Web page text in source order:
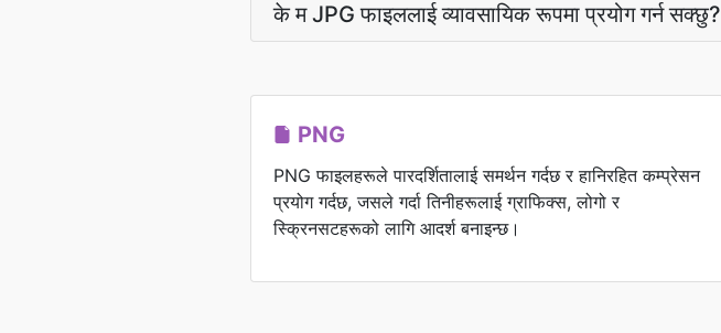
के म JPG फाइललाई व्यावसायिक रूपमा प्रयोग गर्न सक्छु?
PNG
PNG फाइलहरूले पारदर्शितालाई समर्थन गर्दछ र हानिरहित कम्प्रेसन
प्रयोग गर्दछ, जसले गर्दा तिनीहरूलाई ग्राफिक्स, लोगो र
स्क्रिनसटहरूको लागि आदर्श बनाइन्छ।